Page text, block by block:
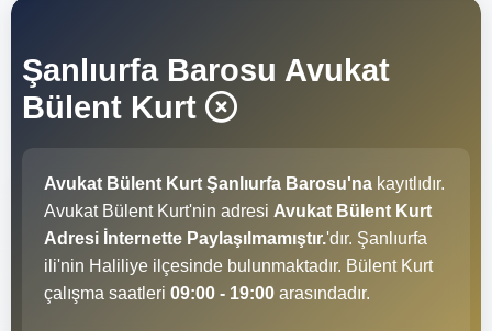
Şanlıurfa Barosu Avukat
Bülent Kurt
Avukat Bülent Kurt Şanlıurfa Barosu'na kayıtlıdır.
Avukat Bülent Kurt'nin adresi Avukat Bülent Kurt
Adresi İnternette Paylaşılmamıştır.'dır. Şanlıurfa
ili'nin Haliliye ilçesinde bulunmaktadır. Bülent Kurt
çalışma saatleri 09:00 - 19:00 arasındadır.